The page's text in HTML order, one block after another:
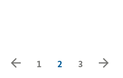
Zurück
1 2 3